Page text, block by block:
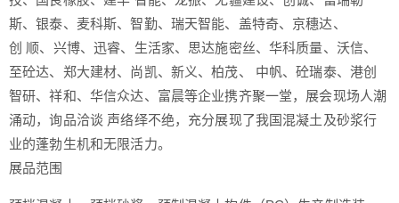
斯、银泰、麦科斯、智勤、瑞天智能、盖特奇、京穗达、
创 顺、兴博、迅睿、生活家、思达施密丝、华科质量、沃信、
至砼达、郑大建材、尚凯、新义、柏茂、 中帆、砼瑞泰、港创
智研、祥和、华信众达、富晨等企业携齐聚一堂，展会现场人潮
涌动，询品洽谈 声络绎不绝，充分展现了我国混凝土及砂浆行
业的蓬勃生机和无限活力。
展品范围